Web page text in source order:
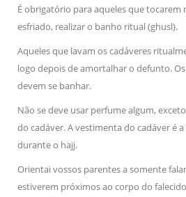
É obrigatório para aqueles que tocarem
esfriado, realizar o banho ritual (ghusl).
Aqueles que lavam os cadáveres
logo depois de amortalhar o defunto.
devem se banhar.
Não se deve usar perfume algum,
do cadáver. A vestimenta do cadáver é
durante o hajj.
Orientai vossos parentes a somente
estiverem próximos ao corpo do